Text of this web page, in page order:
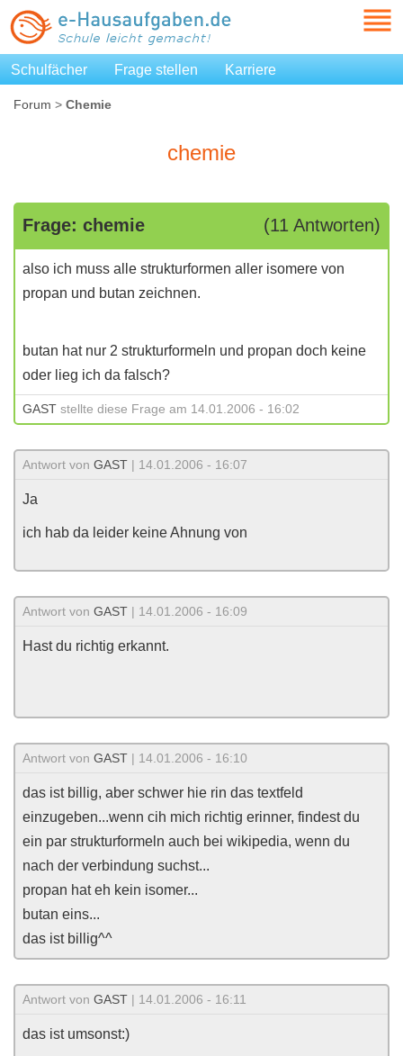
Schulfächer Frage stellen Karriere
Forum > Chemie
chemie
Frage: chemie (11 Antworten)
also ich muss alle strukturformen aller isomere von
propan und butan zeichnen.
butan hat nur 2 strukturformeln und propan doch keine
oder lieg ich da falsch?
GAST stellte diese Frage am 14.01.2006 - 16:02
Antwort von GAST | 14.01.2006 - 16:07
Ja
ich hab da leider keine Ahnung von
Antwort von GAST | 14.01.2006 - 16:09
Hast du richtig erkannt.
Antwort von GAST | 14.01.2006 - 16:10
das ist billig, aber schwer hie rin das textfeld
einzugeben...wenn cih mich richtig erinner, findest du
ein par strukturformeln auch bei wikipedia, wenn du
nach der verbindung suchst...
propan hat eh kein isomer...
butan eins...
das ist billig^^
Antwort von GAST | 14.01.2006 - 16:11
das ist umsonst:)